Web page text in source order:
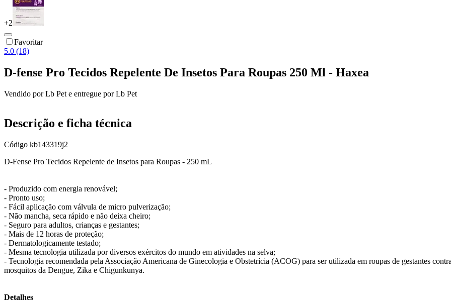
+2
Favoritar
5.0 (18)
D-fense Pro Tecidos Repelente De Insetos Para Roupas 250 Ml - Haxea
Vendido porLb Pet e entregue por Lb Pet
Descrição e ficha técnica
Código kb143319j2
D-Fense Pro Tecidos Repelente de Insetos para Roupas - 250 mL
- Produzido com energia renovável;
- Pronto uso;
- Fácil aplicação com válvula de micro pulverização;
- Não mancha, seca rápido e não deixa cheiro;
- Seguro para adultos, crianças e gestantes;
- Mais de 12 horas de proteção;
- Dermatologicamente testado;
- Mesma tecnologia utilizada por diversos exércitos do mundo em atividades na selva;
- Tecnologia recomendada pela Associação Americana de Ginecologia e Obstetrícia (ACOG) para ser utilizada em roupas de gestantes
mosquitos da Dengue, Zika e Chigunkunya.
Detalhes